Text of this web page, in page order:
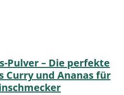
Pulver – Die perfekte
Curry und Ananas für